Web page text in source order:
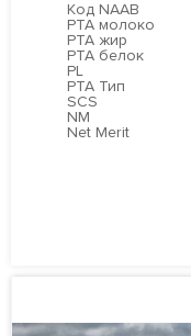
Код NAAB
PTA молоко
PTA жир
PTA белок
PL
PTA Тип
SCS
NM
Net Merit